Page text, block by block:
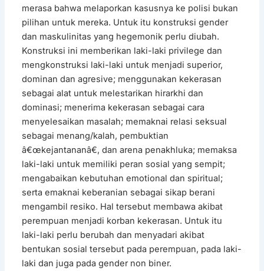
merasa bahwa melaporkan kasusnya ke polisi bukan
pilihan untuk mereka. Untuk itu konstruksi gender
dan maskulinitas yang hegemonik perlu diubah.
Konstruksi ini memberikan laki-laki privilege dan
mengkonstruksi laki-laki untuk menjadi superior,
dominan dan agresive; menggunakan kekerasan
sebagai alat untuk melestarikan hirarkhi dan
dominasi; menerima kekerasan sebagai cara
menyelesaikan masalah; memaknai relasi seksual
sebagai menang/kalah, pembuktian
â€œkejantananâ€, dan arena penakhluka; memaksa
laki-laki untuk memiliki peran sosial yang sempit;
mengabaikan kebutuhan emotional dan spiritual;
serta emaknai keberanian sebagai sikap berani
mengambil resiko. Hal tersebut membawa akibat
perempuan menjadi korban kekerasan. Untuk itu
laki-laki perlu berubah dan menyadari akibat
bentukan sosial tersebut pada perempuan, pada laki-
laki dan juga pada gender non biner.